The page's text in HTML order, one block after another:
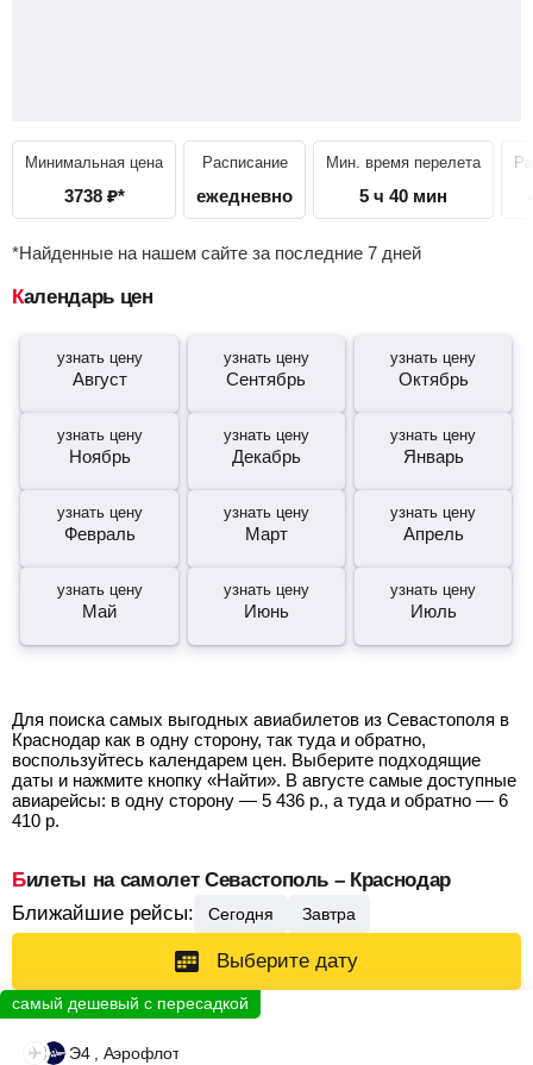
Минимальная цена
3738 ₽*
Расписание
ежедневно
Мин. время перелета
5 ч 40 мин
*Найденные на нашем сайте за последние 7 дней
Календарь цен
узнать цену
Август
узнать цену
Сентябрь
узнать цену
Октябрь
узнать цену
Ноябрь
узнать цену
Декабрь
узнать цену
Январь
узнать цену
Февраль
узнать цену
Март
узнать цену
Апрель
узнать цену
Май
узнать цену
Июнь
узнать цену
Июль
Для поиска самых выгодных авиабилетов из Севастополя в
Краснодар как в одну сторону, так туда и обратно,
воспользуйтесь календарем цен. Выберите подходящие
даты и нажмите кнопку «Найти». В августе самые доступные
авиарейсы: в одну сторону — 5 436 р., а туда и обратно — 6
410 р.
Билеты на самолет Севастополь – Краснодар
Ближайшие рейсы:
Сегодня Завтра
Выберите дату
Э4 , Аэрофлот